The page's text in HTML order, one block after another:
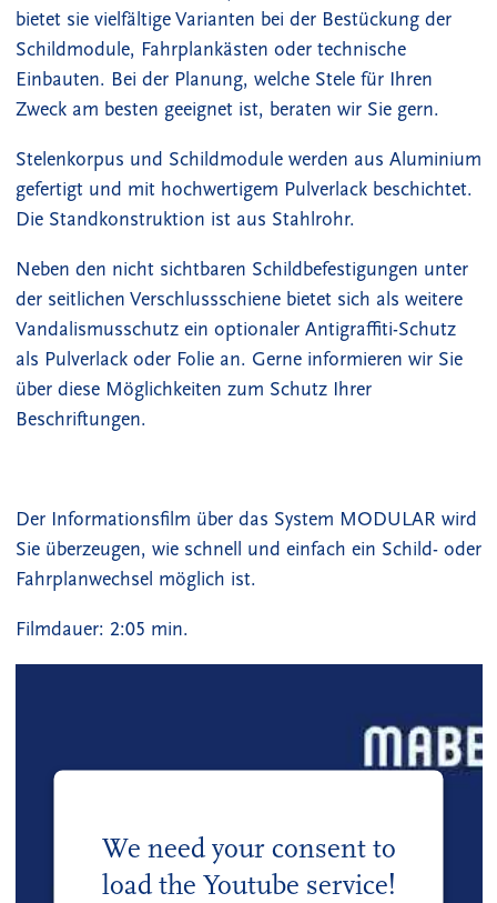
bietet sie vielfältige Varianten bei der Bestückung der
Schildmodule, Fahrplankästen oder technische
Einbauten. Bei der Planung, welche Stele für Ihren
Zweck am besten geeignet ist, beraten wir Sie gern.
Stelenkorpus und Schildmodule werden aus Aluminium
gefertigt und mit hochwertigem Pulverlack beschichtet.
Die Standkonstruktion ist aus Stahlrohr.
Neben den nicht sichtbaren Schildbefestigungen unter
der seitlichen Verschlussschiene bietet sich als weitere
Vandalismusschutz ein optionaler Antigraffiti-Schutz
als Pulverlack oder Folie an. Gerne informieren wir Sie
über diese Möglichkeiten zum Schutz Ihrer
Beschriftungen.
Der Informationsfilm über das System MODULAR wird
Sie überzeugen, wie schnell und einfach ein Schild- oder
Fahrplanwechsel möglich ist.
Filmdauer: 2:05 min.
We need your consent to
load the Youtube service!